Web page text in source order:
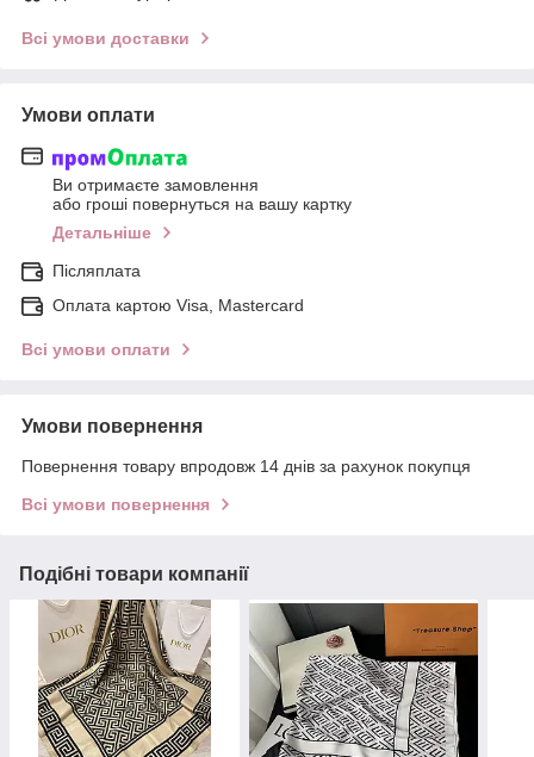
Всі умови доставки
Умови оплати
Ви отримаєте замовлення
або гроші повернуться на вашу картку
Детальніше
Післяплата
Оплата картою Visa, Mastercard
Всі умови оплати
Умови повернення
Повернення товару впродовж 14 днів за рахунок покупця
Всі умови повернення
Подібні товари компанії